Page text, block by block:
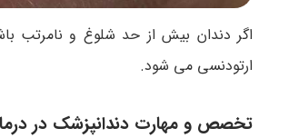
اگر دندان بیش از حد شلوغ و نامرتب
ارتودنسی می شود.
تخصص و مهارت دندانپزشک در